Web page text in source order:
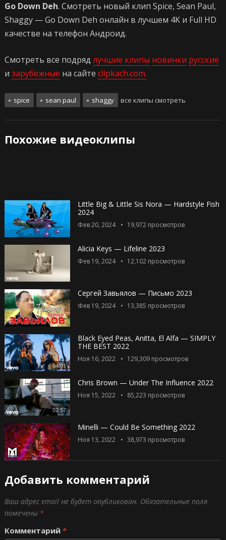
Go Down Deh. Смотреть новый клип Spice, Sean Paul,
Shaggy — Go Down Deh онлайн в лучшем 4K и Full HD
качестве на телефон Андроид.
Смотреть все подряд лучшие клипы новинки русские
и зарубежные на сайте clipkach.com.
spice sean paul shaggy все клипы смотреть
Похожие видеоклипы
Little Big & Little Sis Nora — Hardstyle Fish
2024
Фев 20, 2024 19,972просмотров
Alicia Keys — Lifeline 2023
Фев 19, 2024 12,102просмотров
Сергей Завьялов — Письмо 2023
Фев 19, 2024 13,385 просмотров
04:01
Black Eyed Peas, Anitta, El Alfa — SIMPLY
THE BEST 2022
Ноя 16, 2022 129,309просмотров
02:57
Chris Brown — Under The Influence 2022
Ноя 15, 2022 85,223 просмотров
Minelli — Could Be Something 2022
Ноя 13, 2022 38,973 просмотров
Добавить комментарий
Ваш адрес email не будет опубликован. Обязательные поля
помечены *
Комментарий *